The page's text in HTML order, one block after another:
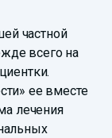
частной
всего на
ее вместе
лечения